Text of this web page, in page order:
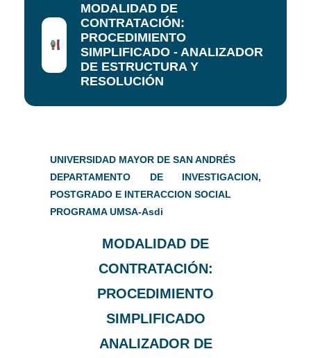
MODALIDAD DE
CONTRATACIÓN:
PROCEDIMIENTO
SIMPLIFICADO - ANALIZADOR
DE ESTRUCTURA Y
RESOLUCIÓN
UNIVERSIDAD MAYOR DE SAN ANDRÉS
DEPARTAMENTO DE INVESTIGACION,
POSTGRADO E INTERACCION SOCIAL
PROGRAMA UMSA-Asdi
MODALIDAD DE
CONTRATACIÓN:
PROCEDIMIENTO
SIMPLIFICADO
ANALIZADOR DE